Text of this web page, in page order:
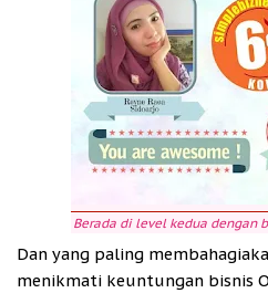
Berada di level kedua dengan
Dan yang paling
menikmati keuntungan bisnis